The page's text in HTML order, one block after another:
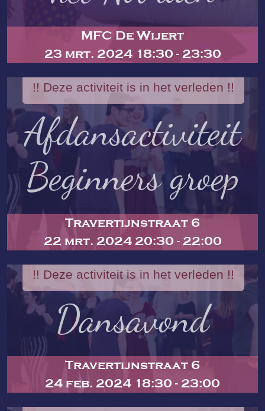
MFC De Wijert
23 mrt. 2024 18:30 - 23:30
!! Deze activiteit is in het verleden !!
Afdansactiviteit
Beginners groep
Travertijnstraat 6
22 mrt. 2024 20:30 - 22:00
!! Deze activiteit is in het verleden !!
Dansavond
Travertijnstraat 6
24 feb. 2024 18:30 - 23:00